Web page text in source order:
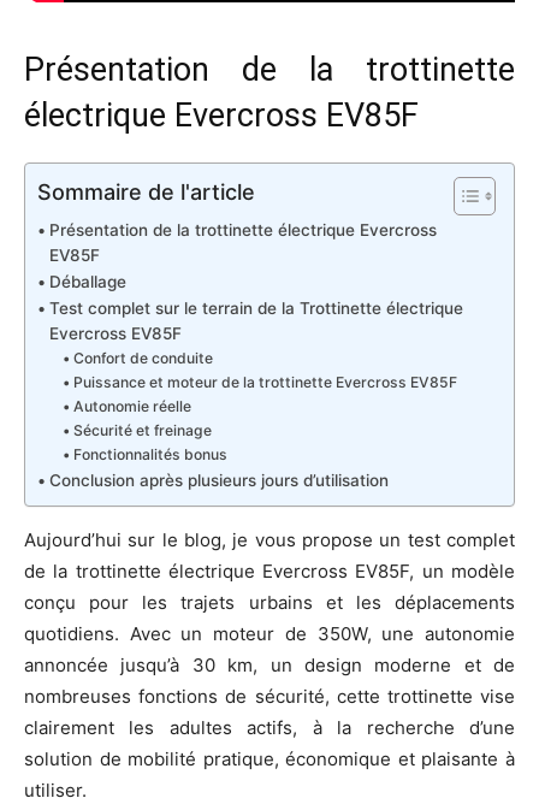
Présentation de la trottinette
électrique Evercross EV85F
Sommaire de l'article
Présentation de la trottinette électrique Evercross
EV85F
Déballage
Test complet sur le terrain de la Trottinette électrique
Evercross EV85F
Confort de conduite
Puissance et moteur de la trottinette Evercross EV85F
Autonomie réelle
Sécurité et freinage
Fonctionnalités bonus
Conclusion après plusieurs jours d’utilisation
Aujourd’hui sur le blog, je vous propose un test complet
de la trottinette électrique Evercross EV85F, un modèle
conçu pour les trajets urbains et les déplacements
quotidiens. Avec un moteur de 350W, une autonomie
annoncée jusqu’à 30 km, un design moderne et de
nombreuses fonctions de sécurité, cette trottinette vise
clairement les adultes actifs, à la recherche d’une
solution de mobilité pratique, économique et plaisante à
utiliser.